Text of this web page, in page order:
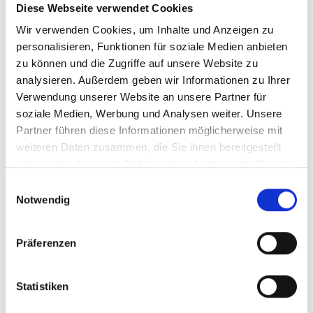
Diese Webseite verwendet Cookies
Wir verwenden Cookies, um Inhalte und Anzeigen zu
personalisieren, Funktionen für soziale Medien anbieten
zu können und die Zugriffe auf unsere Website zu
analysieren. Außerdem geben wir Informationen zu Ihrer
Verwendung unserer Website an unsere Partner für
soziale Medien, Werbung und Analysen weiter. Unsere
Partner führen diese Informationen möglicherweise mit
weiteren Daten zusammen, die Sie ihnen bereitgestellt
Notwendig
Präferenzen
Statistiken
im Rahmen einer privatärztlichen
Versorgung
Präventivmedizinische Checkup-
Untersuchungen für Privatpatienten und
Führungskräfte in Unternehmen
Durchführung und Beurteilung
standardisierter Eignungs-Checks für z.B.
Polizeibewerber
Aufbau eines sportophthalmologischen
Optometristen, Optikern, Orthopäden /
Sportwissenschaftlern, Osteopathen,
ophthalmologischen Partnern (UKE
Augenklinik/zentrumsehstärke) in einem